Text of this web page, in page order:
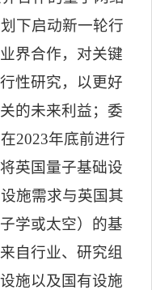
下启动新一轮行
界合作，对关键
性研究，以更好
的未来利益；委
2023年底前进行
英国量子基础设
施需求与英国其
学或太空）的基
自行业、研究组
施以及国有设施